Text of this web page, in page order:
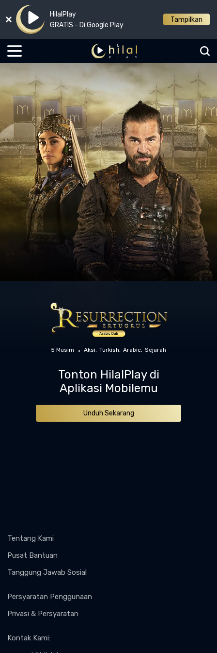
HilalPlay
GRATIS - Di Google Play
Tampilkan
5 Musim Aksi Turkish Arabic Sejarah
Tonton HilalPlay di
Aplikasi Mobilemu
Unduh Sekarang
Tentang Kami
Pusat Bantuan
Tanggung Jawab Sosial
Persyaratan Penggunaan
Privasi & Persyaratan
Kontak Kami: